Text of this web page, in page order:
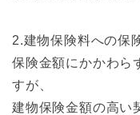
2.建物保険料への保
保険金額にかかわら
すが、
建物保険金額の高い